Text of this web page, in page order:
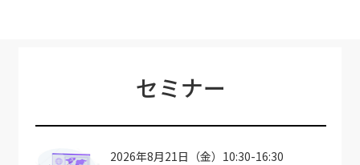
セミナー
2026年8月21日（金）10:30-16:30